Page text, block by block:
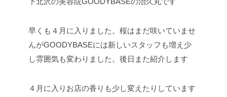
早くも４月に入りました。桜はまだ咲いていませ
んがGOODYBASEには新しいスタッフも増え少
し雰囲気も変わりました。後日また紹介します
４月に入りお店の香りも少し変えたりしています